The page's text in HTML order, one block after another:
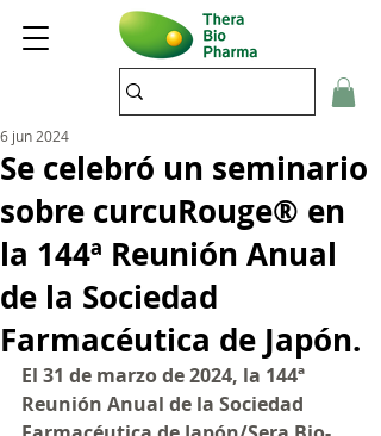
Se celebró un seminario
sobre curcuRouge® en
la 144ª Reunión Anual
de la Sociedad
Farmacéutica de Japón.
6 jun 2024
El 31 de marzo de 2024, la 144ª
Reunión Anual de la Sociedad